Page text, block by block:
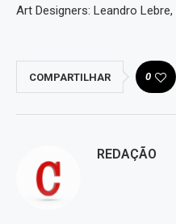
Art Designers: Leandro
COMPARTILHAR 0
REDAÇÃO